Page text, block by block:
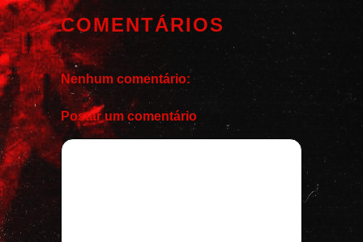
COMENTÁRIOS
Nenhum comentário:
Postar um comentário